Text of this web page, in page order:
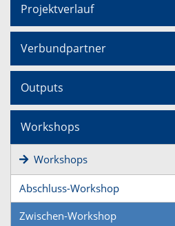
Projektverlauf
Verbundpartner
Outputs
Workshops
Workshops
Abschluss-Workshop
Zwischen-Workshop